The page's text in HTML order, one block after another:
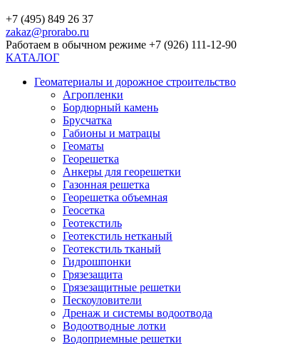
+7 (495) 849 26 37
zakaz@prorabo.ru
Работаем в обычном режиме +7 (926) 111-12-90
КАТАЛОГ
Геоматериалы и дорожное строительство
Агропленки
Бордюрный камень
Брусчатка
Габионы и матрацы
Геоматы
Георешетка
Анкеры для георешетки
Газонная решетка
Георешетка объемная
Геосетка
Геотекстиль
Геотекстиль нетканый
Геотекстиль тканый
Гидрошпонки
Грязезащита
Грязезащитные решетки
Пескоуловители
Дренаж и системы водоотвода
Водоотводные лотки
Водоприемные решетки